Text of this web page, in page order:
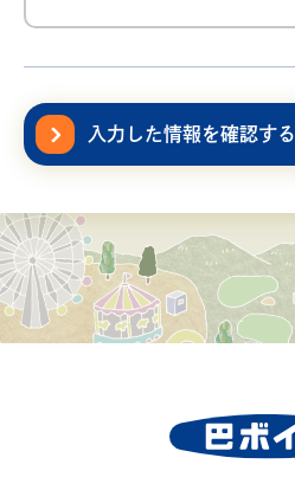
入力した情報を確認する